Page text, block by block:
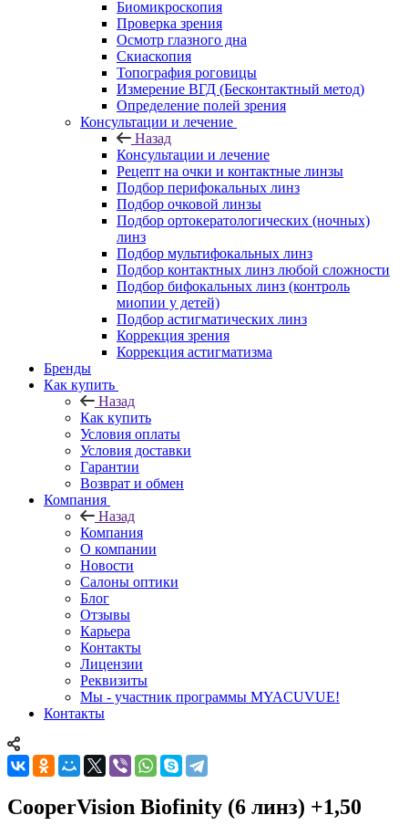
Биомикроскопия
Проверка зрения
Осмотр глазного дна
Скиаскопия
Топография роговицы
Измерение ВГД (Бесконтактный метод)
Определение полей зрения
Консультации и лечение
Назад
Консультации и лечение
Рецепт на очки и контактные линзы
Подбор перифокальных линз
Подбор очковой линзы
Подбор ортокератологических (ночных)
линз
Подбор мультифокальных линз
Подбор контактных линз любой сложности
Подбор бифокальных линз (контроль
миопии у детей)
Подбор астигматических линз
Коррекция зрения
Коррекция астигматизма
Бренды
Как купить
Назад
Как купить
Условия оплаты
Условия доставки
Гарантии
Возврат и обмен
Компания
Назад
Компания
О компании
Новости
Салоны оптики
Блог
Отзывы
Карьера
Контакты
Лицензии
Реквизиты
Мы - участник программы MYACUVUE!
Контакты
CooperVision Biofinity (6 линз) +1,50